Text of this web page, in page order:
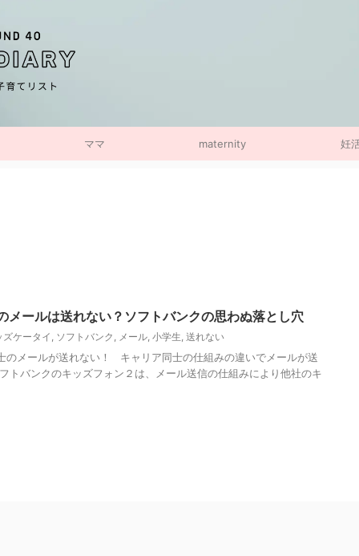
ママ maternity 妊
メールは送れない？ソフトバンクの思わぬ落とし穴
ズケータイ ソフトバンク メール 小学生 送れない
のメールが送れない！ キャリア同士の仕組みの違いでメールが送
トバンクのキッズフォン２は、メール送信の仕組みにより他社のキ